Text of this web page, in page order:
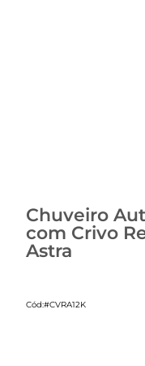
Chuveiro
com Crivo
Astra
Cód:#CVRA12K